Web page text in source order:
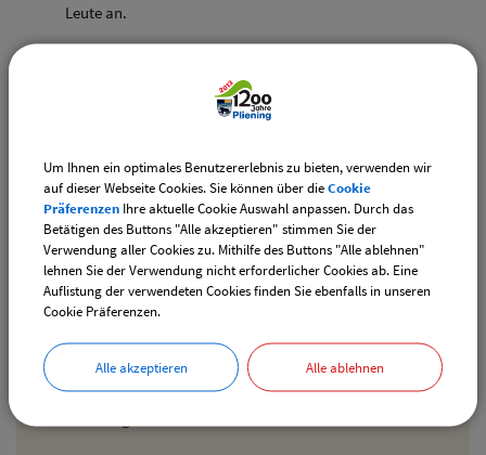
Gemeinde Pliening
Geltinger Str. 18
Leute an.
Den gewählten Termin als VCS-Kalenderdatei
Den gewählten Termin als iCal-Kalenderdatei
downloaden
Drucken
Um Ihnen ein optimales Benutzererlebnis zu bieten, verwenden wir
auf dieser Webseite Cookies. Sie können über dieCookie
Präferenzen Ihre aktuelle Cookie Auswahl anpassen. Durch das
Betätigen des Buttons "Alle akzeptieren" stimmen Sie der
Verwendung aller Cookies zu. Mithilfe des Buttons "Alle ablehnen"
lehnen Sie der Verwendung nicht erforderlicher Cookies ab. Eine
Auflistung der verwendeten Cookies finden Sie ebenfalls in unseren
Cookie Präferenzen.
Alle akzeptieren Alle ablehnen